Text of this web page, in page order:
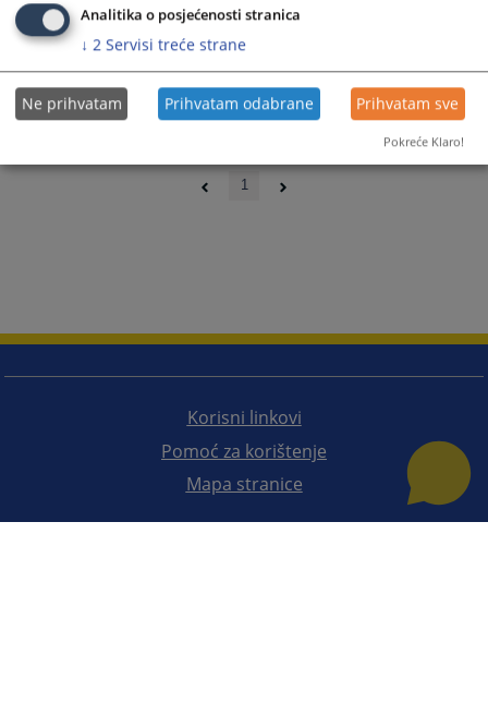
1
Korisni linkovi
Pomoć za korištenje
Mapa stranice
Analitika o posjećenosti stranica
↓ 2 Servisi treće strane
Ne prihvatam Prihvatam odabrane Prihvatam sve
Pokreće Klaro!